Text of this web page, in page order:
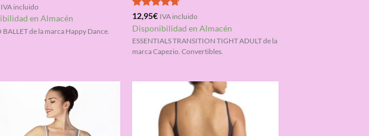
IVA incluido
en Almacén
BALLET de la marca Happy Dance.
Valorado
con 4.75
de 5
12,95€ IVA incluido
Disponibilidad en Almacén
ESSENTIALS TRANSITION TIGHT ADULT de la
marca Capezio. Convertibles.